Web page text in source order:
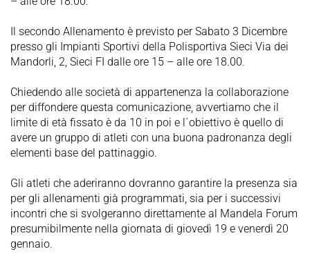
Il secondo Allenamento è previsto per Sabato 3 Dicembre
presso gli Impianti Sportivi della Polisportiva Sieci Via dei
Mandorli, 2, Sieci FI dalle ore 15 – alle ore 18.00.
Chiedendo alle società di appartenenza la collaborazione
per diffondere questa comunicazione, avvertiamo che il
limite di età fissato è da 10 in poi e l´obiettivo è quello di
avere un gruppo di atleti con una buona padronanza degli
elementi base del pattinaggio.
Gli atleti che aderiranno dovranno garantire la presenza sia
per gli allenamenti già programmati, sia per i successivi
incontri che si svolgeranno direttamente al Mandela Forum
presumibilmente nella giornata di giovedì 19 e venerdì 20
gennaio.